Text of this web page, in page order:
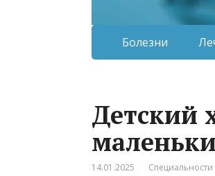
Болезни
Детский
14.01.2025 Специальности